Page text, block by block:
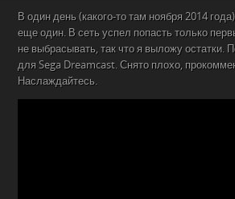
В один день (какого-то там ноября 2014
еще один. В сеть успел попасть только
не выбрасывать, так что я выложу
для Sega Dreamcast. Снято плохо,
Наслаждайтесь.